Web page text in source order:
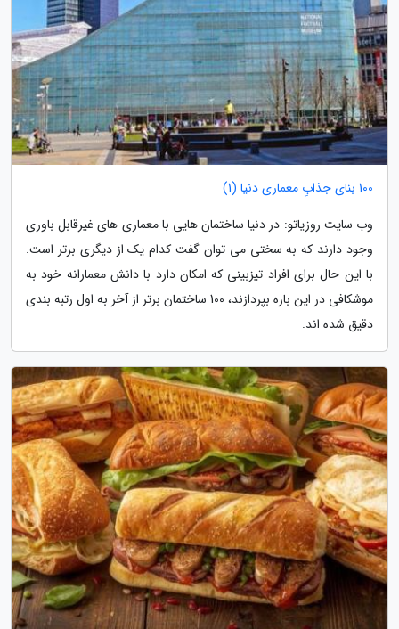
100 بنای جذابِ معماری دنیا (1)
وب سایت روزیاتو: در دنیا ساختمان هایی با معماری های غیرقابل باوری
وجود دارند که به سختی می توان گفت کدام یک از دیگری برتر است.
با این حال برای افراد تیزبینی که امکان دارد با دانش معمارانه خود به
موشکافی در این باره بپردازند، 100 ساختمان برتر از آخر به اول رتبه بندی
دقیق شده اند.